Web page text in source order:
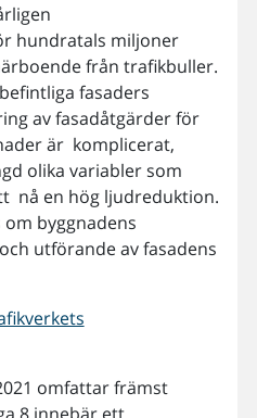
hundratals miljoner
från trafikbuller.
fasaders
av fasadåtgärder för
är komplicerat,
olika variabler som
nå en hög ljudreduktion.
byggnadens
utförande av fasadens
omfattar främst
8 innebär ett